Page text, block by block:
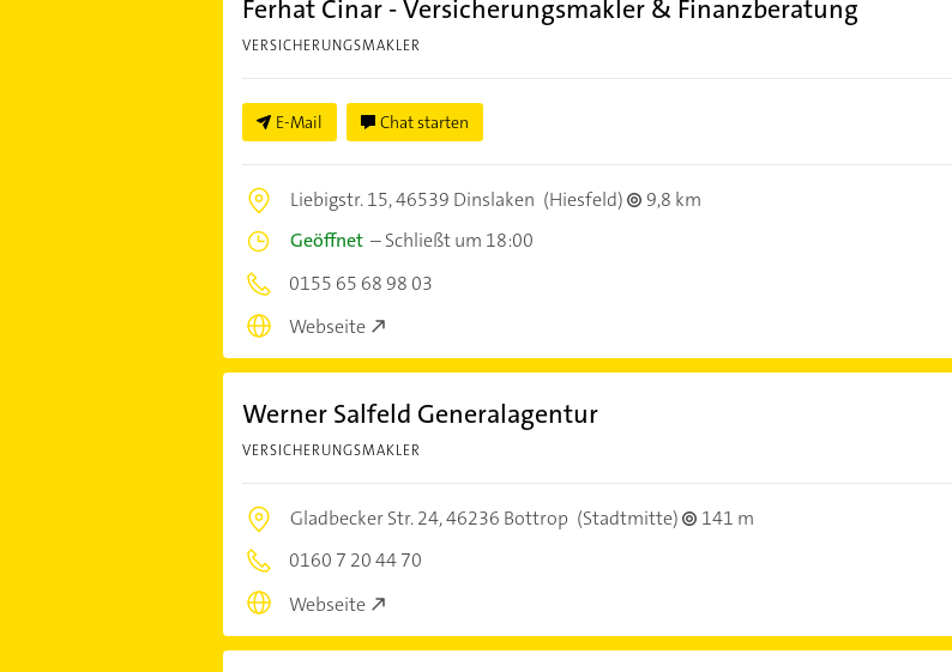
Ferhat Cinar - Versicherungsmakler & Finanzberatung
VERSICHERUNGSMAKLER
E-Mail Chat starten
Liebigstr. 15,46539 Dinslaken (Hiesfeld)
9,8 km
Geöffnet–Schließt um 18:00
0155 65 68 98 03
Webseite
Werner Salfeld Generalagentur
VERSICHERUNGSMAKLER
Gladbecker Str. 24,46236 Bottrop (Stadtmitte)
141 m
0160 7 20 44 70
Webseite